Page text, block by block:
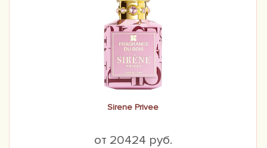
Sirene Privee
от 20424 руб.